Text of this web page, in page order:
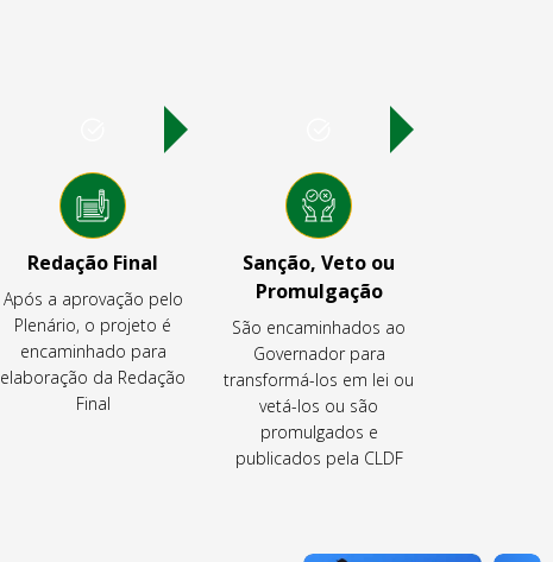
Redação Final
Após a aprovação pelo
Plenário, o projeto é
encaminhado para
elaboração da Redação
Final
Sanção, Veto ou
Promulgação
São encaminhados ao
Governador para
transformá-los em lei ou
vetá-los ou são
promulgados e
publicados pela CLDF